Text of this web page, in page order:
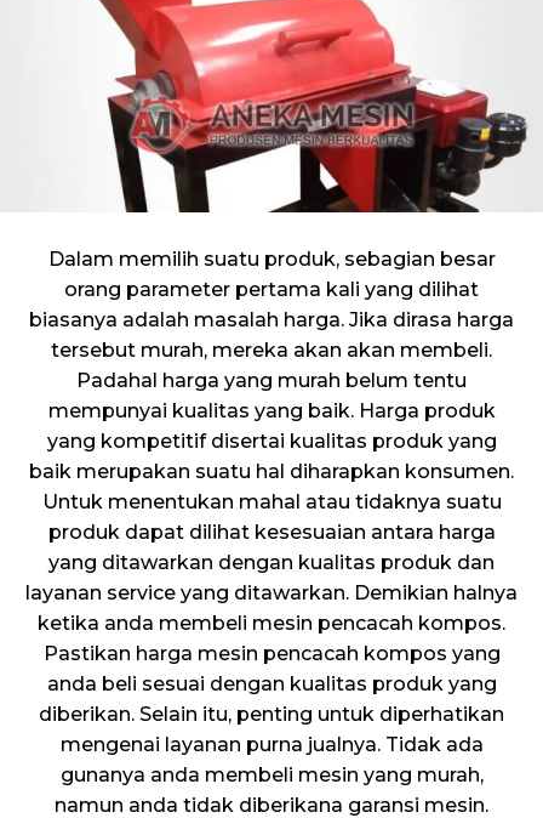
Dalam memilih suatu produk, sebagian besar
orang parameter pertama kali yang dilihat
biasanya adalah masalah harga. Jika dirasa harga
tersebut murah, mereka akan akan membeli.
Padahal harga yang murah belum tentu
mempunyai kualitas yang baik. Harga produk
yang kompetitif disertai kualitas produk yang
baik merupakan suatu hal diharapkan konsumen.
Untuk menentukan mahal atau tidaknya suatu
produk dapat dilihat kesesuaian antara harga
yang ditawarkan dengan kualitas produk dan
layanan service yang ditawarkan. Demikian halnya
ketika anda membeli mesin pencacah kompos.
Pastikan harga mesin pencacah kompos yang
anda beli sesuai dengan kualitas produk yang
diberikan. Selain itu, penting untuk diperhatikan
mengenai layanan purna jualnya. Tidak ada
gunanya anda membeli mesin yang murah,
namun anda tidak diberikana garansi mesin.